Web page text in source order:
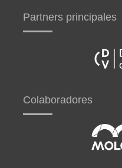
Partners principales
Colaboradores